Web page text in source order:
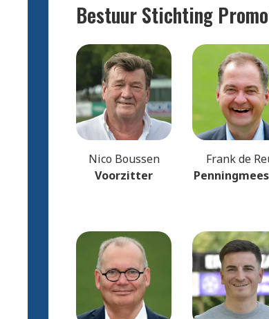
Bestuur Stichting
Nico Boussen
Voorzitter
Frank de